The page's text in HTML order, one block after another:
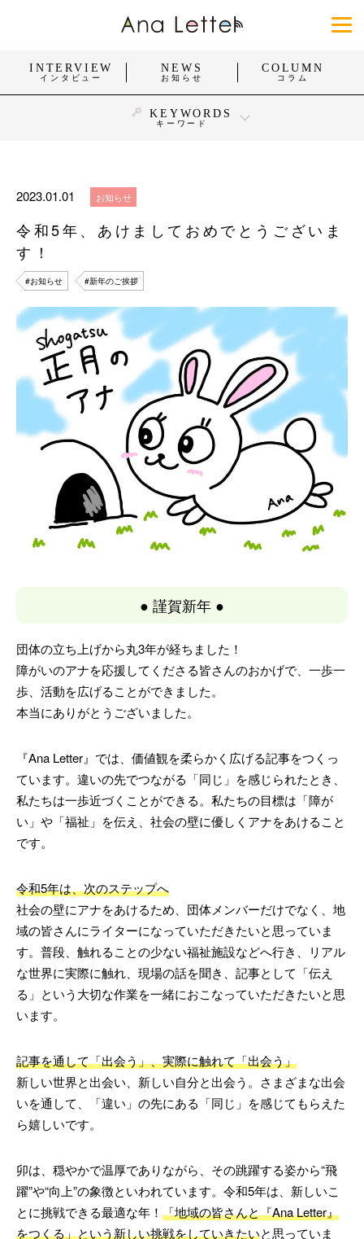
INTERVIEW
インタビュー
NEWS
お知らせ
COLUMN
コラム
KEYWORDS
キーワード
#おしゃれ #団体・活動
#福祉施設・医療施設
2023.01.01 お知らせ
令和5年、あけましておめでとうございま
す！
#お知らせ #新年のご挨拶
● 謹賀新年 ●
団体の立ち上げから丸3年が経ちました！
障がいのアナを応援してくださる皆さんのおかげで、一歩一
歩、活動を広げることができました。
本当にありがとうございました。
『Ana Letter』では、価値観を柔らかく広げる記事をつくっ
ています。違いの先でつながる「同じ」を感じられたとき、
私たちは一歩近づくことができる。私たちの目標は「障が
い」や「福祉」を伝え、社会の壁に優しくアナをあけること
です。
令和5年は、次のステップへ
社会の壁にアナをあけるため、団体メンバーだけでなく、地
域の皆さんにライターになっていただきたいと思っていま
す。普段、触れることの少ない福祉施設などへ行き、リアル
な世界に実際に触れ、現場の話を聞き、記事として「伝え
る」という大切な作業を一緒におこなっていただきたいと思
います。
記事を通して「出会う」、実際に触れて「出会う」
新しい世界と出会い、新しい自分と出会う。さまざまな出会
いを通して、「違い」の先にある「同じ」を感じてもらえた
ら嬉しいです。
卯は、穏やかで温厚でありながら、その跳躍する姿から“飛
躍”や“向上”の象徴といわれています。令和5年は、新しいこ
とに挑戦できる最適な年！ 「地域の皆さんと『Ana Letter』
をつくる」という新しい挑戦をしていきたいと思っていま